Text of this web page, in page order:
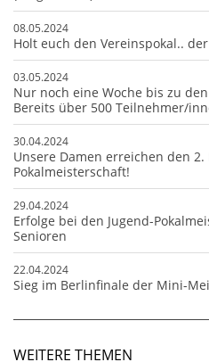
08.05.2024
Holt euch den Vereinspokal..
03.05.2024
Nur noch eine Woche bis zu den
Bereits über 500 Teilnehmer/
30.04.2024
Unsere Damen erreichen den 2.
Pokalmeisterschaft!
29.04.2024
Erfolge bei den Jugend-
Senioren
22.04.2024
Sieg im Berlinfinale der Mini-
WEITERE THEMEN